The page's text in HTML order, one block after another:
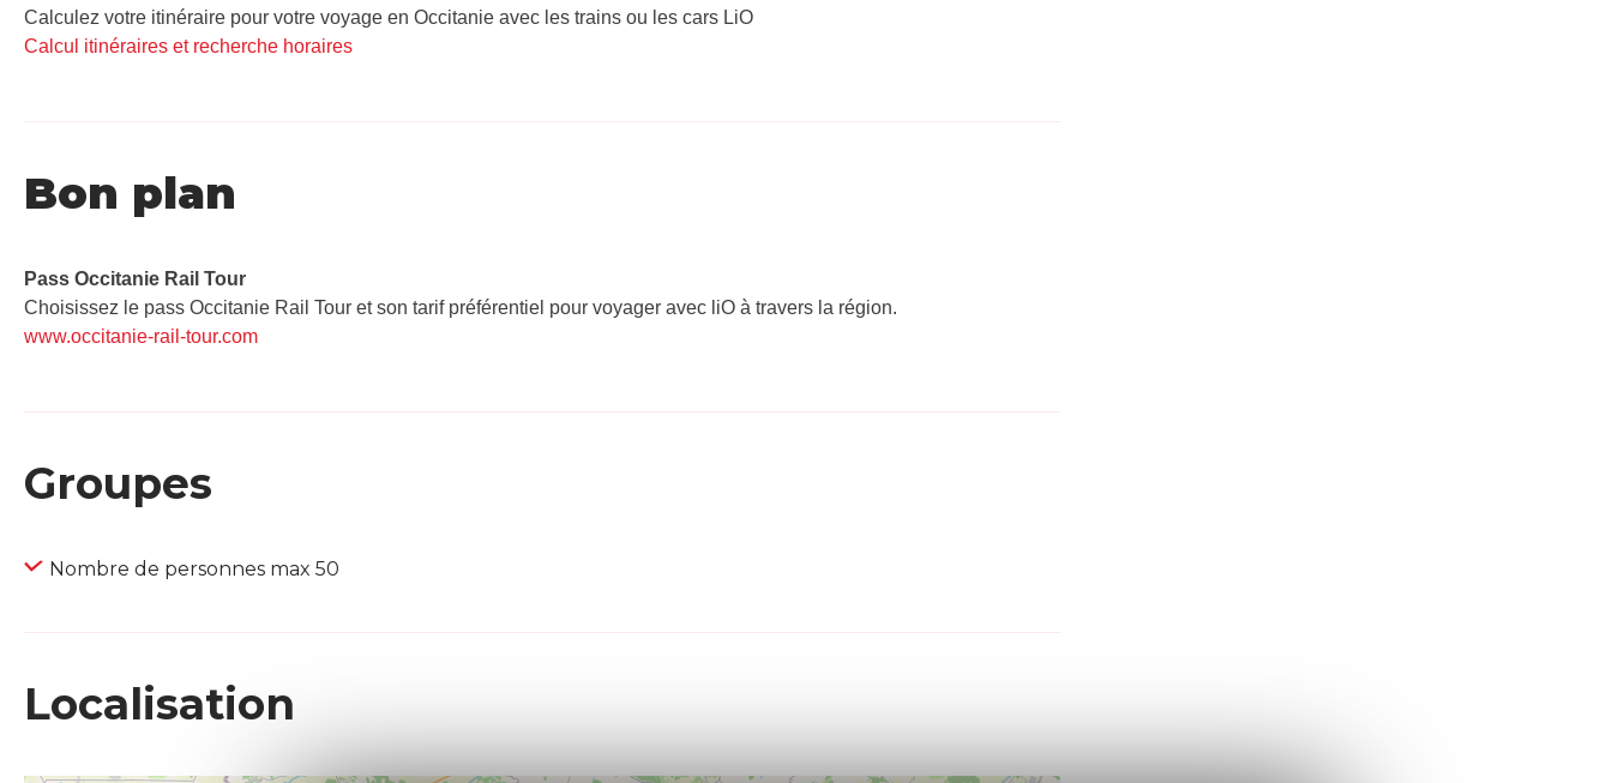
Calculez votre itinéraire pour votre voyage en Occitanie avec les trains ou les cars LiO
Calcul itinéraires et recherche horaires
Bon plan
Pass Occitanie Rail Tour​
Choisissez le pass Occitanie Rail Tour et son tarif préférentiel pour voyager avec liO à travers la région.
www.occitanie-rail-tour.com
Groupes
Nombre de personnes max 50
Localisation